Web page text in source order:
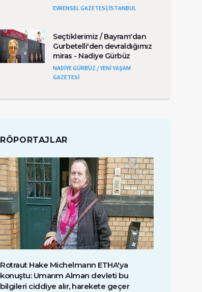
EVRENSEL GAZETESİ/İSTANBUL
Seçtiklerimiz / Bayram'dan
Gurbetelli'den devraldığımız
miras - Nadiye Gürbüz
NADİYE GÜRBÜZ / YENİ YAŞAM
GAZETESİ
RÖPORTAJLAR
Rotraut Hake Michelmann ETHA'ya
konuştu: Umarım Alman devleti bu
bilgileri ciddiye alır, harekete geçer